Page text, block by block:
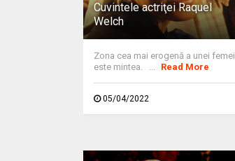
Cuvintele actriţei Raquel
Welch
Zona cea mai erogenă a unei femei
este mintea. ...
Read More
05/04/2022